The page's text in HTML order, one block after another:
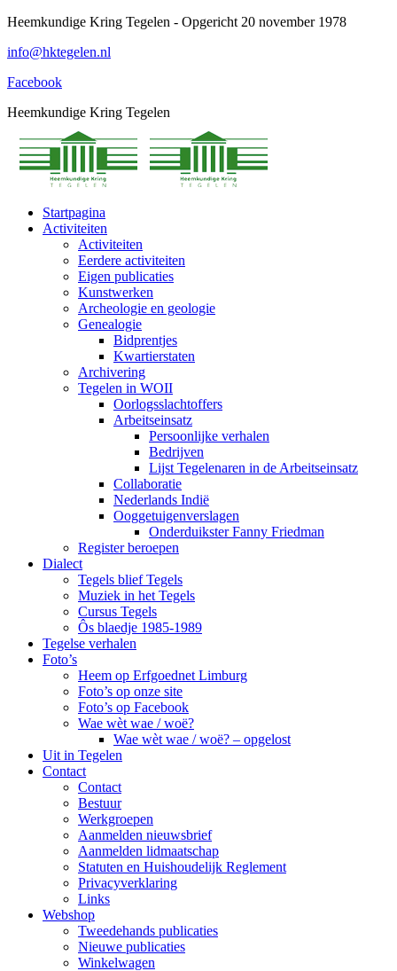
Spring
content
Heemkundige Kring Tegelen - Opgericht 20 november 1978
info@hktegelen.nl
Facebook
Heemkundige Kring Tegelen
Startpagina
Activiteiten
Activiteiten
Eerdere activiteiten
Eigen publicaties
Kunstwerken
Archeologie en geologie
Genealogie
Bidprentjes
Kwartierstaten
Archivering
Tegelen in WOII
Oorlogsslachtoffers
Arbeitseinsatz
Persoonlijke verhalen
Bedrijven
Lijst Tegelenaren in de Arbeitseinsatz
Collaboratie
Nederlands Indië
Ooggetuigenverslagen
Onderduikster Fanny Friedman
Register beroepen
Dialect
Tegels blief Tegels
Muziek in het Tegels
Cursus Tegels
Ôs blaedje 1985-1989
Tegelse verhalen
Foto’s
Heem op Erfgoednet Limburg
Foto’s op onze site
Foto’s op Facebook
Wae wèt wae / woë?
Wae wèt wae / woë? – opgelost
Uit in Tegelen
Contact
Contact
Bestuur
Werkgroepen
Aanmelden nieuwsbrief
Aanmelden lidmaatschap
Statuten en Huishoudelijk Reglement
Privacyverklaring
Links
Webshop
Tweedehands publicaties
Nieuwe publicaties
Winkelwagen